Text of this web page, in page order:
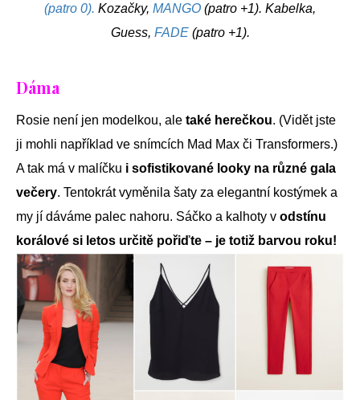
(patro 0). Kozačky, MANGO (patro +1). Kabelka,
Guess, FADE(patro +1).
Dáma
Rosie není jen modelkou, ale také herečkou. (Vidět jste
ji mohli například ve snímcích Mad Max či Transformers.)
A tak má v malíčku i sofistikované looky na různé gala
večery. Tentokrát vyměnila šaty za elegantní kostýmek a
my jí dáváme palec nahoru. Sáčko a kalhoty v odstínu
korálové si letos určitě pořiďte – je totiž barvou roku!